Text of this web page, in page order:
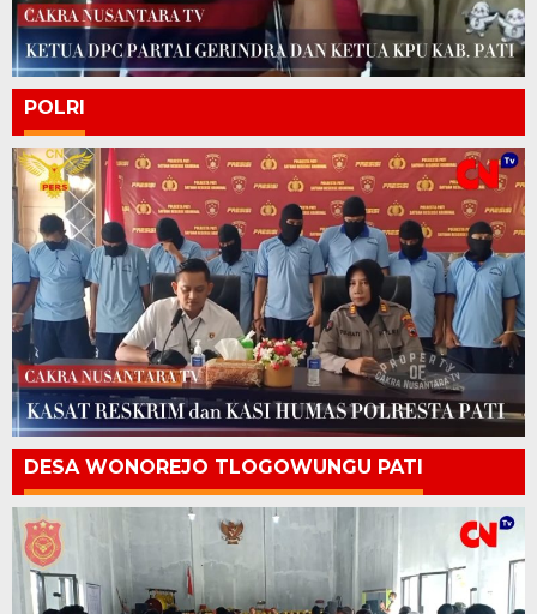
POLRI
DESA WONOREJO TLOGOWUNGU PATI